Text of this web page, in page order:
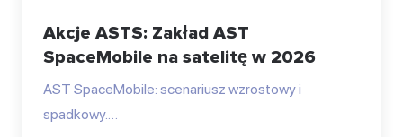
Akcje ASTS: Zakład AST
SpaceMobile na satelitę w 2026
AST SpaceMobile: scenariusz wzrostowy i
spadkowy.…